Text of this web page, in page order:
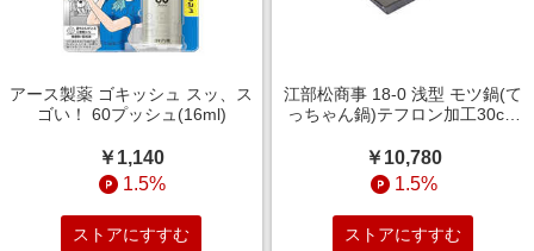
アース製薬 ゴキッシュ スッ、ス
ゴい！ 60プッシュ(16ml)
￥1,140
1.5%
ストアにすすむ
江部松商事 18-0 浅型 モツ鍋(て
っちゃん鍋)テフロン加工30cm
￥10,780
1.5%
ストアにすすむ